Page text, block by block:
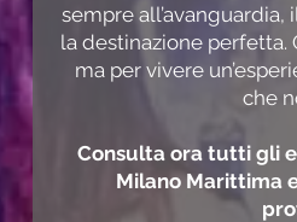
sempre
la destinazione perfetta.
ma per vivere
che
Consulta ora tutti gli
Milano Marittima